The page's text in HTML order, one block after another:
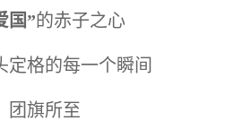
国”的赤子之心
定格的每一个瞬间
团旗所至